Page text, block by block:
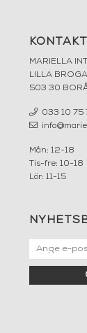
KONTAKT
MARIELLA
LILLA
503 30
033 10 75
Mån: 12-18
Tis-fre: 10-18
Lör: 11-15